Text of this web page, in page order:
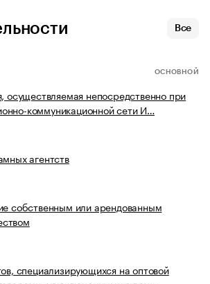
Все
ОСНОВНОЙ
осуществляемая непосредственно при
коммуникационной сети И…
агентств
собственным или арендованным
специализирующихся на оптовой